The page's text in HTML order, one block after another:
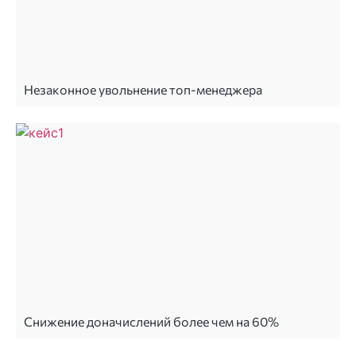
Незаконное увольнение топ-менеджера
Снижение доначислений более чем на 60%